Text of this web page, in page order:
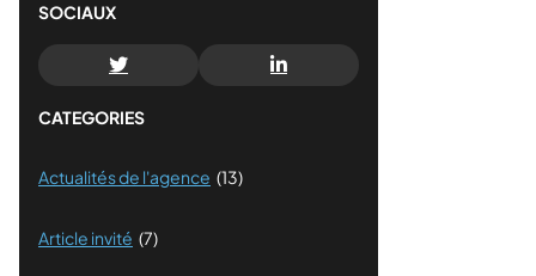
SOCIAUX
CATEGORIES
Actualités de l'agence (13)
Article invité (7)